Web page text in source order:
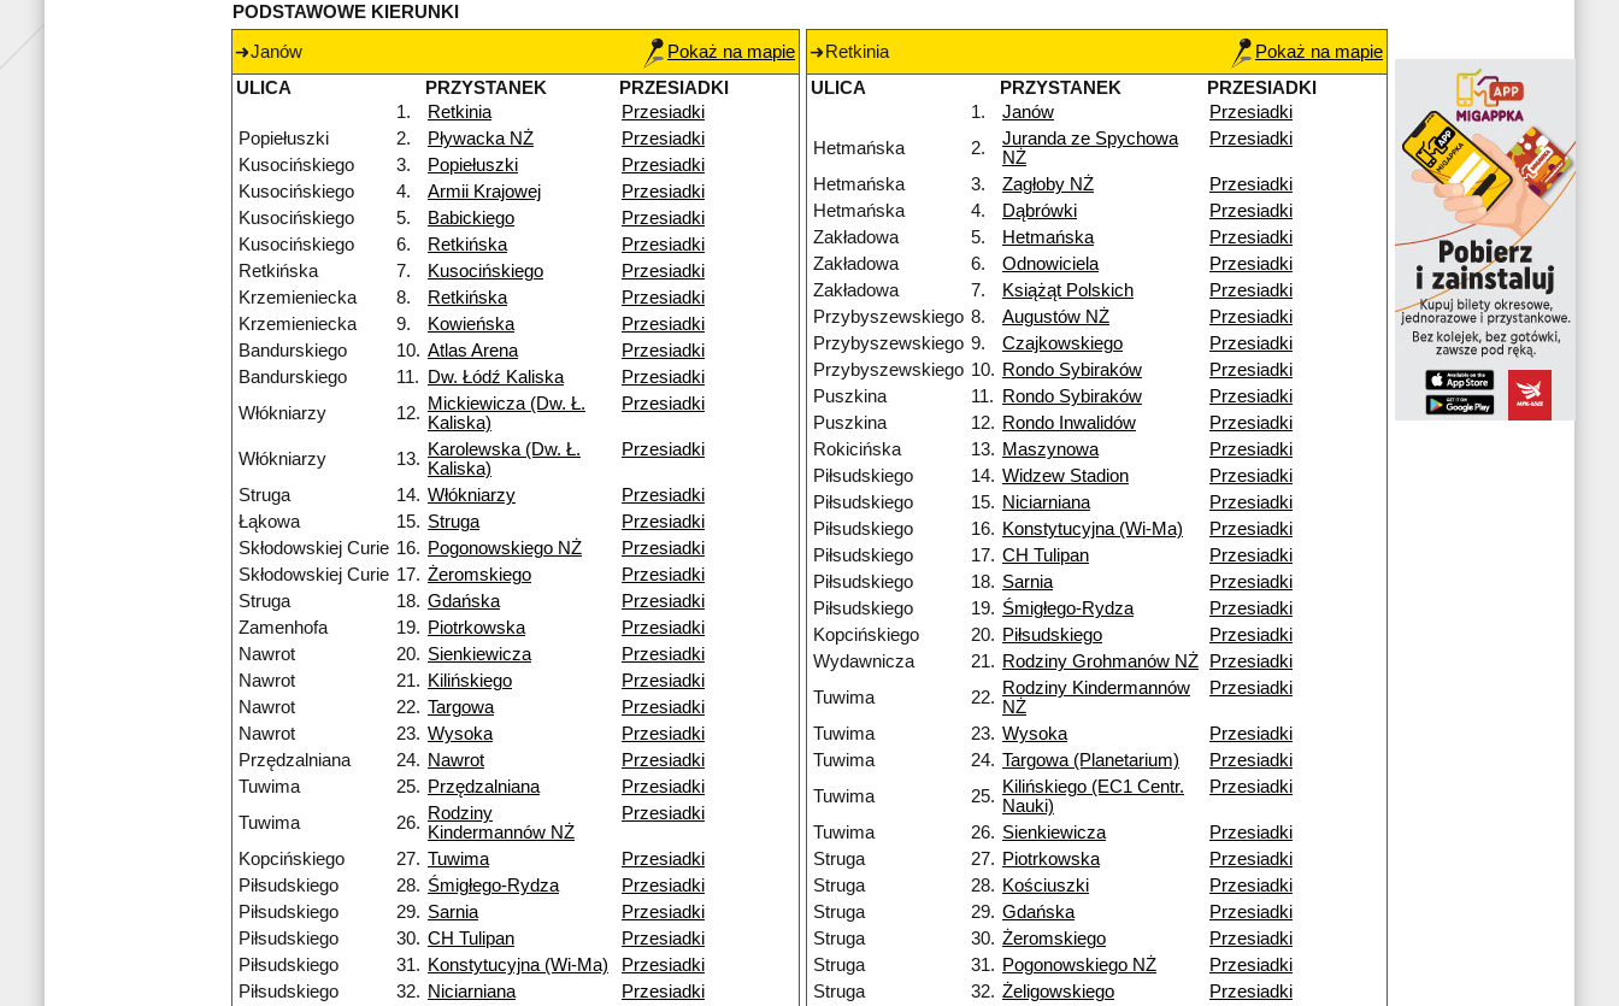
PODSTAWOWE KIERUNKI
Janów
Pokaż na mapie
ULICA
PRZYSTANEK
PRZESIADKI
1.
Retkinia
Przesiadki
Popiełuszki
2. Pływacka NŻ
Przesiadki
Kusocińskiego
3. Popiełuszki
Przesiadki
Kusocińskiego
4. Armii Krajowej
Przesiadki
Kusocińskiego
5. Babickiego
Przesiadki
Kusocińskiego
6. Retkińska
Przesiadki
Retkińska
7. Kusocińskiego
Przesiadki
Krzemieniecka
8. Retkińska
Przesiadki
Krzemieniecka
9. Kowieńska
Przesiadki
Bandurskiego
10. Atlas Arena
Przesiadki
Bandurskiego
11. Dw. Łódź Kaliska
Przesiadki
Włókniarzy
12. Mickiewicza (Dw. Ł.
Kaliska)
Przesiadki
Włókniarzy 13. Karolewska (Dw. Ł.
Kaliska)
Przesiadki
Struga 14. Włókniarzy
Przesiadki
Łąkowa
15. Struga
Przesiadki
Skłodowskiej Curie 16. Pogonowskiego NŻ
Przesiadki
Skłodowskiej Curie 17. Żeromskiego
Przesiadki
Struga
18. Gdańska
Przesiadki
Zamenhofa
19. Piotrkowska
Przesiadki
Nawrot
20. Sienkiewicza
Przesiadki
Nawrot
21. Kilińskiego
Przesiadki
Nawrot
22. Targowa
Przesiadki
Nawrot
23. Wysoka
Przesiadki
Przędzalniana
24. Nawrot
Przesiadki
Tuwima
25. Przędzalniana
Przesiadki
Tuwima
26. Rodziny
Kindermannów NŻ
Przesiadki
Kopcińskiego 27. Tuwima
Przesiadki
Piłsudskiego
28. Śmigłego-Rydza
Przesiadki
Piłsudskiego
29. Sarnia
Przesiadki
Piłsudskiego
30. CH Tulipan
Przesiadki
Piłsudskiego
31. Konstytucyjna (Wi-Ma)
Przesiadki
Piłsudskiego
32. Niciarniana Przesiadki
Retkinia
Pokaż na mapie
ULICA
PRZYSTANEK
PRZESIADKI
1.
Janów
Przesiadki
Hetmańska
2.
Juranda ze Spychowa
NŻ
Przesiadki
Hetmańska 3. Zagłoby NŻ
Przesiadki
Hetmańska
4. Dąbrówki
Przesiadki
Zakładowa
5. Hetmańska
Przesiadki
Zakładowa
6. Odnowiciela
Przesiadki
Zakładowa
7. Książąt Polskich
Przesiadki
Przybyszewskiego 8. Augustów NŻ
Przesiadki
Przybyszewskiego 9. Czajkowskiego
Przesiadki
Przybyszewskiego 10. Rondo Sybiraków
Przesiadki
Puszkina
11. Rondo Sybiraków
Przesiadki
Puszkina
12. Rondo Inwalidów
Przesiadki
Rokicińska
13. Maszynowa
Przesiadki
Piłsudskiego
14. Widzew Stadion
Przesiadki
Piłsudskiego
15. Niciarniana
Przesiadki
Piłsudskiego
16. Konstytucyjna (Wi-Ma)
Przesiadki
Piłsudskiego
17. CH Tulipan
Przesiadki
Piłsudskiego
18. Sarnia
Przesiadki
Piłsudskiego
19. Śmigłego-Rydza
Przesiadki
Kopcińskiego
20. Piłsudskiego
Przesiadki
Wydawnicza
21. Rodziny Grohmanów NŻ
Przesiadki
Tuwima
22. Rodziny Kindermannów
NŻ
Przesiadki
Tuwima 23. Wysoka
Przesiadki
Tuwima
24. Targowa (Planetarium)
Przesiadki
Tuwima
25. Kilińskiego (EC1 Centr.
Nauki)
Przesiadki
Tuwima 26. Sienkiewicza
Przesiadki
Struga
27. Piotrkowska
Przesiadki
Struga
28. Kościuszki
Przesiadki
Struga
29. Gdańska
Przesiadki
Struga
30. Żeromskiego
Przesiadki
Struga
31. Pogonowskiego NŻ
Przesiadki
Struga
32. Żeligowskiego Przesiadki